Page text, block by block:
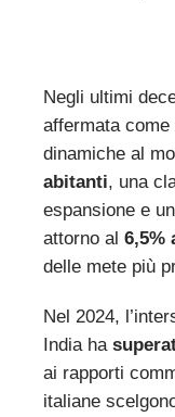
Negli ultimi
affermata come
dinamiche al
abitanti, una
espansione e
attorno al 6,5%
delle mete più
Nel 2024,
India ha
ai rapporti
italiane